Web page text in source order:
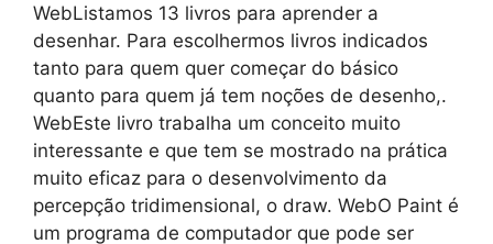
WebListamos 13 livros para aprender a
desenhar. Para escolhermos livros indicados
tanto para quem quer começar do básico
quanto para quem já tem noções de desenho,.
WebEste livro trabalha um conceito muito
interessante e que tem se mostrado na prática
muito eficaz para o desenvolvimento da
percepção tridimensional, o draw. WebO Paint é
um programa de computador que pode ser